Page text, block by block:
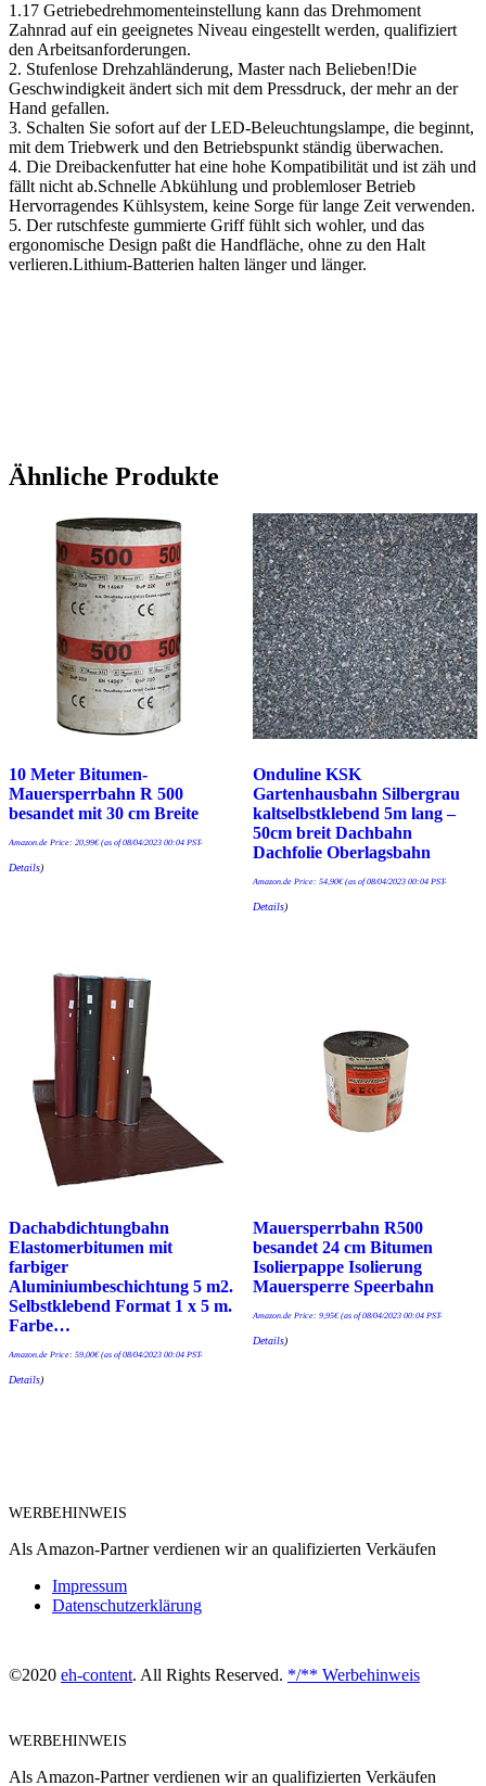
1.17 Getriebedrehmomenteinstellung kann das Drehmoment
Zahnrad auf ein geeignetes Niveau eingestellt werden, qualifiziert
den Arbeitsanforderungen.
2. Stufenlose Drehzahländerung, Master nach Belieben!Die
Geschwindigkeit ändert sich mit dem Pressdruck, der mehr an der
Hand gefallen.
3. Schalten Sie sofort auf der LED-Beleuchtungslampe, die beginnt,
mit dem Triebwerk und den Betriebspunkt ständig überwachen.
4. Die Dreibackenfutter hat eine hohe Kompatibilität und ist zäh und
fällt nicht ab.Schnelle Abkühlung und problemloser Betrieb
Hervorragendes Kühlsystem, keine Sorge für lange Zeit verwenden.
5. Der rutschfeste gummierte Griff fühlt sich wohler, und das
ergonomische Design paßt die Handfläche, ohne zu den Halt
verlieren.Lithium-Batterien halten länger und länger.
Ähnliche Produkte
10 Meter Bitumen-
Mauersperrbahn R 500
besandet mit 30 cm Breite
Amazon.de Price: 20,99€(as of 08/04/2023 00:04 PST-
Details)
Onduline KSK
Gartenhausbahn Silbergrau
kaltselbstklebend 5m lang –
50cm breit Dachbahn
Dachfolie Oberlagsbahn
Amazon.de Price: 54,90€(as of 08/04/2023 00:04 PST-
Details)
Dachabdichtungbahn
Elastomerbitumen mit
farbiger
Aluminiumbeschichtung 5 m2.
Selbstklebend Format 1 x 5 m.
Farbe…
Amazon.de Price: 59,00€(as of 08/04/2023 00:04 PST-
Details)
Mauersperrbahn R500
besandet 24 cm Bitumen
Isolierpappe Isolierung
Mauersperre Speerbahn
Amazon.de Price: 9,95€(as of 08/04/2023 00:04 PST-
Details)
WERBEHINWEIS
Als Amazon-Partner verdienen wir an qualifizierten Verkäufen
Impressum
Datenschutzerklärung
©2020 eh-content. All Rights Reserved. */** Werbehinweis
WERBEHINWEIS
Als Amazon-Partner verdienen wir an qualifizierten Verkäufen